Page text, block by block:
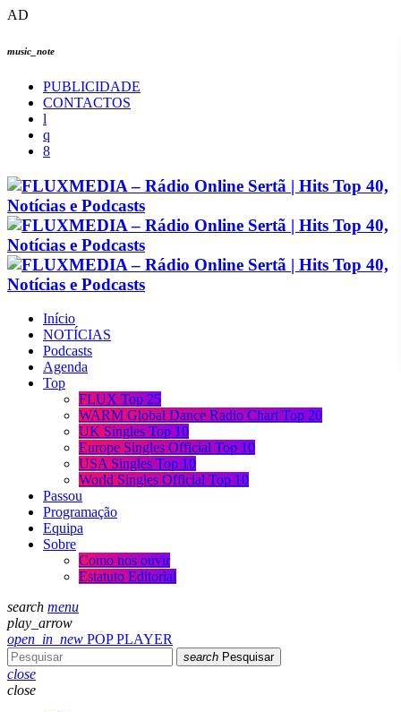
AD
music_note
PUBLICIDADE
CONTACTOS
Início
NOTÍCIAS
Podcasts
Agenda
Top
FLUX Top 25
WARM Global Dance Radio Chart Top 20
UK Singles Top 10
Europe Singles Official Top 10
USA Singles Top 10
World Singles Official Top 10
Passou
Programação
Equipa
Sobre
Como nos ouvir
Estatuto Editorial
search menu
play_arrow
open_in_new POP PLAYER
search Pesquisar
close
close